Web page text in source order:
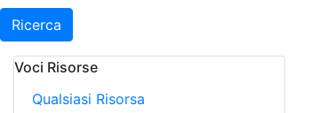
Ricerca
Voci Risorse
Qualsiasi Risorsa